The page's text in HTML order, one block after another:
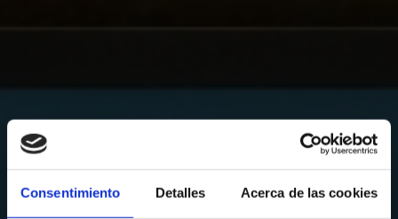
Consentimiento Detalles Acerca de las cookies